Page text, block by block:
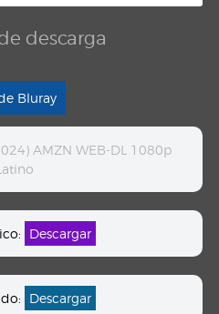
descarga
Bluray
AMZN WEB-DL 1080p
Descargar
Descargar